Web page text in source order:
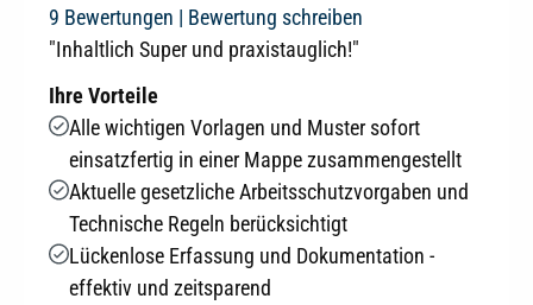
Durchschnittliche Bewertung von 4.5 von 5 Sternen
9 Bewertungen | Bewertung schreiben
"Inhaltlich Super und praxistauglich!"
Ihre Vorteile
Alle wichtigen Vorlagen und Muster sofort
einsatzfertig in einer Mappe zusammengestellt
Aktuelle gesetzliche Arbeitsschutzvorgaben und
Technische Regeln berücksichtigt
Lückenlose Erfassung und Dokumentation -
effektiv und zeitsparend